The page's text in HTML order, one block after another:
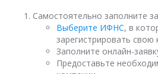
Самостоятельно заполните
Выберите ИФНС, в
зарегистрировать свою
Заполните онлайн-
Предоставьте